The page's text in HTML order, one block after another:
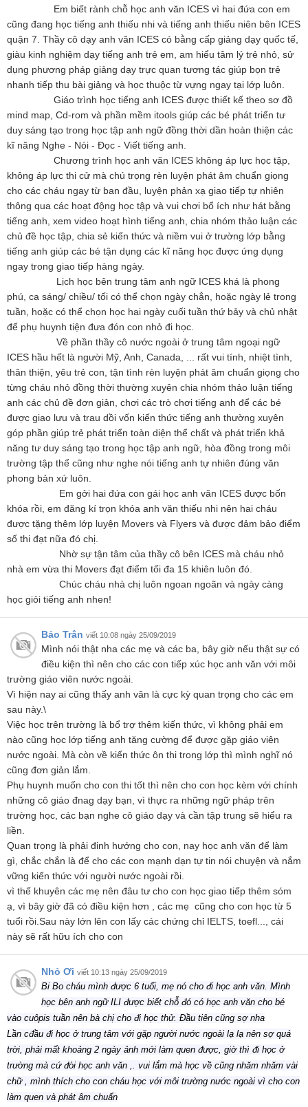
Em biết rành chỗ học anh văn ICES vì hai đứa con em
cũng đang học tiếng anh thiếu nhi và tiếng anh thiếu niên bên ICES
quận 7. Thầy cô dạy anh văn ICES có bằng cấp giảng dạy quốc tế,
giàu kinh nghiệm dạy tiếng anh trẻ em, am hiểu tâm lý trẻ nhỏ, sử
dụng phương pháp giảng dạy trực quan tương tác giúp bọn trẻ
nhanh tiếp thu bài giảng và học thuộc từ vựng ngay tại lớp luôn.
Giáo trình học tiếng anh ICES được thiết kế theo sơ đồ
mind map, Cd-rom và phần mềm itools giúp các bé phát triển tư
duy sáng tạo trong học tập anh ngữ đồng thời dần hoàn thiện các
kĩ năng Nghe - Nói - Đọc - Viết tiếng anh.
Chương trình học anh văn ICES không áp lực học tập,
không áp lực thi cử mà chú trọng rèn luyện phát âm chuẩn giọng
cho các cháu ngay từ ban đầu, luyện phản xạ giao tiếp tự nhiên
thông qua các hoạt động học tập và vui chơi bổ ích như hát bằng
tiếng anh, xem video hoạt hình tiếng anh, chia nhóm thảo luận các
chủ đề học tập, chia sẻ kiến thức và niềm vui ở trường lớp bằng
tiếng anh giúp các bé tận dụng các kĩ năng học được ứng dụng
ngay trong giao tiếp hàng ngày.
Lịch học bên trung tâm anh ngữ ICES khá là phong
phú, ca sáng/ chiều/ tối có thể chọn ngày chẳn, hoặc ngày lẻ trong
tuần, hoặc có thể chọn học hai ngày cuối tuần thứ bảy và chủ nhật
để phụ huynh tiện đưa đón con nhỏ đi học.
Về phần thầy cô nước ngoài ở trung tâm ngoại ngữ
ICES hầu hết là người Mỹ, Anh, Canada, ... rất vui tính, nhiệt tình,
thân thiện, yêu trẻ con, tận tình rèn luyện phát âm chuẩn giọng cho
từng cháu nhỏ đồng thời thường xuyên chia nhóm thảo luận tiếng
anh các chủ đề đơn giản, chơi các trò chơi tiếng anh để các bé
được giao lưu và trau dồi vốn kiến thức tiếng anh thường xuyên
góp phần giúp trẻ phát triển toàn diện thể chất và phát triển khả
năng tư duy sáng tạo trong học tập anh ngữ, hòa đồng trong môi
trường tập thể cũng như nghe nói tiếng anh tự nhiên đúng văn
phong bản xứ luôn.
Em gởi hai đứa con gái học anh văn ICES được bốn
khóa rồi, em đăng kí trọn khóa anh văn thiếu nhi nên hai cháu
được tặng thêm lớp luyện Movers và Flyers và được đảm bảo điểm
số thi đạt nữa đó chị.
Nhờ sự tận tâm của thầy cô bên ICES mà cháu nhỏ
nhà em vừa thi Movers đạt điểm tối đa 15 khiên luôn đó.
Chúc cháu nhà chị luôn ngoan ngoãn và ngày càng
học giỏi tiếng anh nhen!
Bảo Trân viết 10:08 ngày 25/09/2019
Mình nói thật nha các mẹ và các ba, bây giờ nếu thật sự có
điều kiện thì nên cho các con tiếp xúc học anh văn với môi
trường giáo viên nước ngoài.
Vì hiện nay ai cũng thấy anh văn là cực kỳ quan trọng cho các em
sau này.\
Việc học trên trường là bổ trợ thêm kiến thức, vì không phải em
nào cũng học lớp tiếng anh tăng cường để được gặp giáo viên
nước ngoài. Mà còn về kiến thức ôn thi trong lớp thì mình nghĩ nó
cũng đơn giản lắm.
Phụ huynh muốn cho con thi tốt thì nên cho con học kèm với chính
những cô giáo đnag dạy bạn, vì thực ra những ngữ pháp trên
trường học, các bạn nghe cô giáo dạy và cần tập trung sẽ hiểu ra
liền.
Quan trọng là phải đinh hướng cho con, nay học anh văn để làm
gì, chắc chắn là để cho các con mạnh dạn tự tin nói chuyện và nắm
vững kiến thức với người nước ngoài rồi.
vì thế khuyên các mẹ nên đâu tư cho con học giao tiếp thêm sóm
ạ, vì bây giờ đã có điều kiện hơn , các mẹ cũng cho con học từ 5
tuổi rồi.Sau này lớn lên con lấy các chứng chỉ IELTS, toefl..., cái
này sẽ rất hữu ích cho con
Nhỏ Ơi viết 10:13 ngày 25/09/2019
Bi Bo cháu mình được 6 tuổi, mẹ nó cho đi học anh văn. Mình
học bên anh ngữ ILI được biết chỗ đó có học anh văn cho bé
vào cuôpis tuần nên bà chị cho đi học thử. Đầu tiên cũng sợ nha
Lần cđầu đi học ở trung tâm với gặp người nước ngoài lạ lạ nên sợ quá
trời, phải mất khoảng 2 ngày ảnh mới làm quen được, giờ thì đi học ở
trường mà cứ đòi học anh văn ,. vui lắm mà học về cũng nhăm nhăm vài
chữ , mình thích cho con cháu học với môi trường nước ngoài vì cho con
làm quen và phát âm chuẩn